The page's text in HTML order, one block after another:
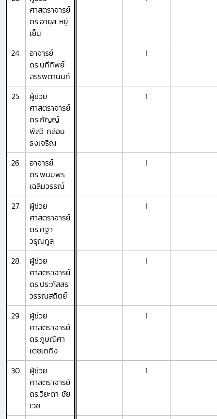
ศาสตราจารย์
ดร.อายุส หยู่
เย็น
24.
อาจารย์
ดร.นทีทิพย์
สรรพตานนท์
1
25.
ผู้ช่วย
ศาสตราจารย์
ดร.กัญญ์
พัสวี กล่อม
ธงเจริญ
1
26.
อาจารย์
ดร.พนมพร
เฉลิมวรรณ์
1
27.
ผู้ช่วย
ศาสตราจารย์
ดร.ศฐา
วรุณกูล
1
28.
ผู้ช่วย
ศาสตราจารย์
ดร.ประภัสสร
วรรณสถิตย์
1
29.
ผู้ช่วย
ศาสตราจารย์
ดร.ภูษณิศา
เตชเถกิง
1
30.
ผู้ช่วย
ศาสตราจารย์
ดร.วิยะดา ชัย
เวช
1